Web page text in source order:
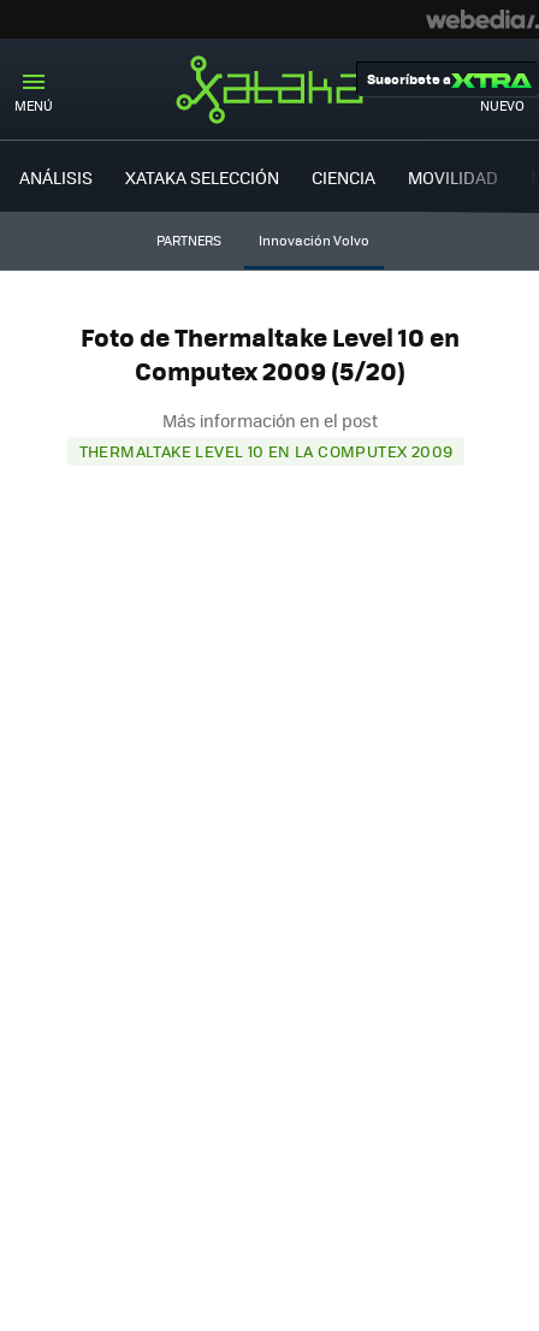
MENÚ NUEVO
Suscríbete a
ANÁLISIS XATAKA SELECCIÓN CIENCIA MOVILIDAD
PARTNERS Innovación Volvo
Foto de Thermaltake Level 10 en
Computex 2009 (5/20)
Más información en el post
THERMALTAKE LEVEL 10 EN LA COMPUTEX 2009